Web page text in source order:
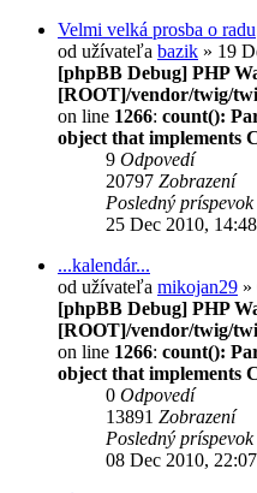
Velmi velká prosba o radu
od užívateľa bazik » 19
[phpBB Debug] PHP
[ROOT]/vendor/twig/
on line 1266: count():
object that implements
9 Odpovedí
20797 Zobrazení
Posledný príspevok
25 Dec 2010, 14:48
...kalendár...
od užívateľa mikojan29 »
[phpBB Debug] PHP
[ROOT]/vendor/twig/
on line 1266: count():
object that implements
0 Odpovedí
13891 Zobrazení
Posledný príspevok
08 Dec 2010, 22:07